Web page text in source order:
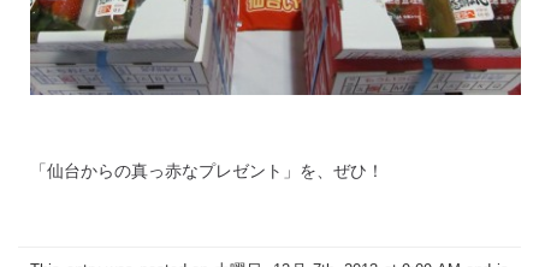
「仙台からの真っ赤なプレゼント」を、ぜひ！